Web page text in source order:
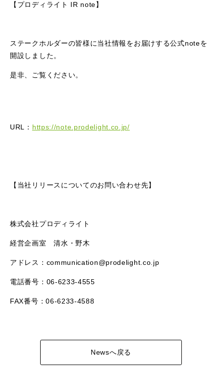
【プロディライト IR note】
ステークホルダーの皆様に当社情報をお届けする公式noteを
開設しました。
是非、ご覧ください。
URL： https://note.prodelight.co.jp/
【当社リリースについてのお問い合わせ先】
株式会社プロディライト
経営企画室 清水・野木
アドレス：communication@prodelight.co.jp
電話番号：06-6233-4555
FAX番号：06-6233-4588
Newsへ戻る